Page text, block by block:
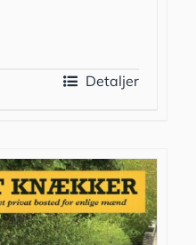
Detaljer